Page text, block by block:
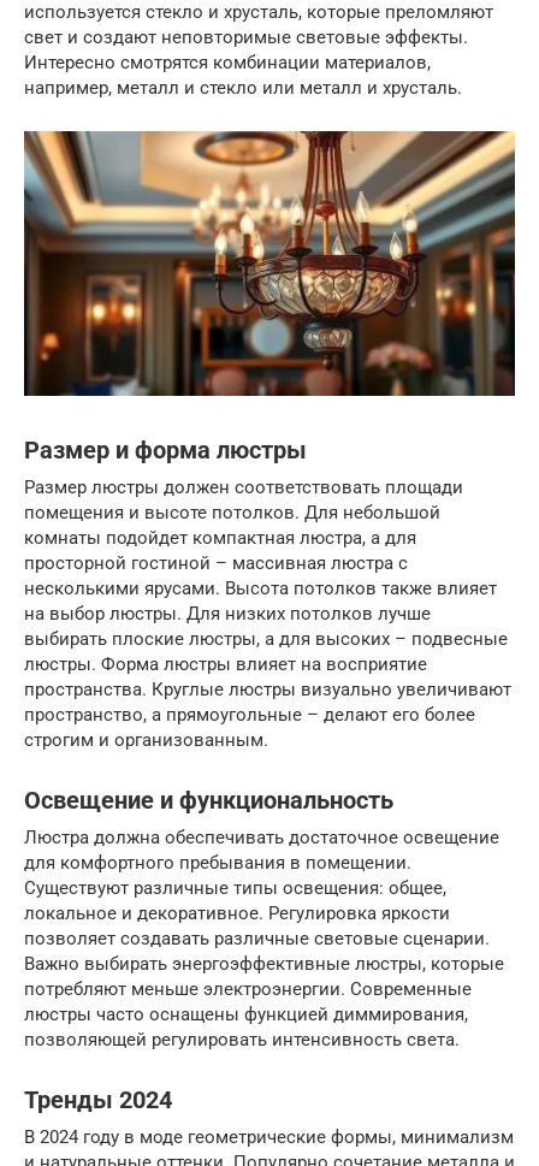
используется стекло и хрусталь, которые преломляют
свет и создают неповторимые световые эффекты.
Интересно смотрятся комбинации материалов,
например, металл и стекло или металл и хрусталь.
Размер и форма люстры
Размер люстры должен соответствовать площади
помещения и высоте потолков. Для небольшой
комнаты подойдет компактная люстра, а для
просторной гостиной – массивная люстра с
несколькими ярусами. Высота потолков также влияет
на выбор люстры. Для низких потолков лучше
выбирать плоские люстры, а для высоких – подвесные
люстры. Форма люстры влияет на восприятие
пространства. Круглые люстры визуально увеличивают
пространство, а прямоугольные – делают его более
строгим и организованным.
Освещение и функциональность
Люстра должна обеспечивать достаточное освещение
для комфортного пребывания в помещении.
Существуют различные типы освещения: общее,
локальное и декоративное. Регулировка яркости
позволяет создавать различные световые сценарии.
Важно выбирать энергоэффективные люстры, которые
потребляют меньше электроэнергии. Современные
люстры часто оснащены функцией диммирования,
позволяющей регулировать интенсивность света.
Тренды 2024
В 2024 году в моде геометрические формы, минимализм